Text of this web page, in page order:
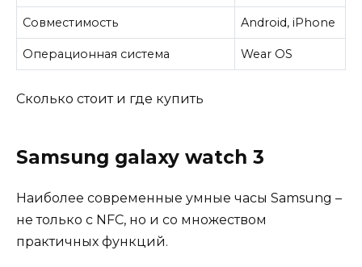
Совместимость Android, iPhone
Операционная система Wear OS
Сколько стоит и где купить
Samsung galaxy watch 3
Наиболее современные умные часы Samsung –
не только с NFC, но и со множеством
практичных функций.